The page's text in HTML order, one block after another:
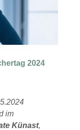
2024
im
Künast,